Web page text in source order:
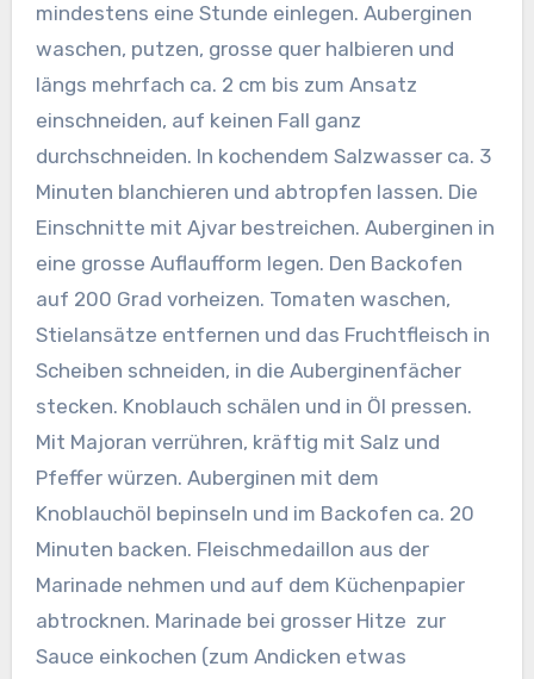
mindestens eine Stunde einlegen. Auberginen
waschen, putzen, grosse quer halbieren und
längs mehrfach ca. 2 cm bis zum Ansatz
einschneiden, auf keinen Fall ganz
durchschneiden. In kochendem Salzwasser ca. 3
Minuten blanchieren und abtropfen lassen. Die
Einschnitte mit Ajvar bestreichen. Auberginen in
eine grosse Auflaufform legen. Den Backofen
auf 200 Grad vorheizen. Tomaten waschen,
Stielansätze entfernen und das Fruchtfleisch in
Scheiben schneiden, in die Auberginenfächer
stecken. Knoblauch schälen und in Öl pressen.
Mit Majoran verrühren, kräftig mit Salz und
Pfeffer würzen. Auberginen mit dem
Knoblauchöl bepinseln und im Backofen ca. 20
Minuten backen. Fleischmedaillon aus der
Marinade nehmen und auf dem Küchenpapier
abtrocknen. Marinade bei grosser Hitze zur
Sauce einkochen (zum Andicken etwas